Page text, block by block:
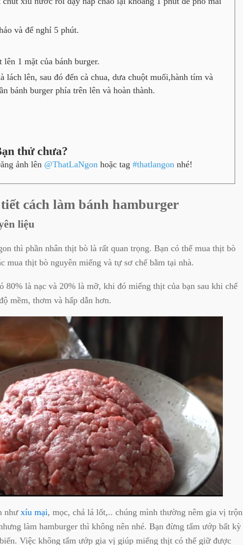
và để nghỉ 5 phút.
lên 1 mặt của bánh burger.
lách lên, sau đó đến cà chua, dưa chuột muối,hành tím và
bánh burger phía trên lên và hoàn thành.
thử chưa?
ảnh lên @ThatLaNgon hoặc tag#thatlangon nhé!
cách làm bánh hamburger
liệu
thì phần nhân thịt bò là rất quan trọng. Bạn có thể mua thịt bò
mua thịt bò nguyên miếng và tự sơ chế bằm tại nhà.
80% là nạc và 20% là mỡ, khi đó miếng thịt của bạn sau khi chế
mềm, thơm và hấp dẫn hơn.
như xíu mại, mọc, chả lá lốt,.. chúng mình thường nêm gia vị trộn
làm hamburger thì không nên nhé. Bạn đừng tẩm ướp bất kỳ
Việc không tẩm ướp gia vị giúp miếng thịt có thể giữ được